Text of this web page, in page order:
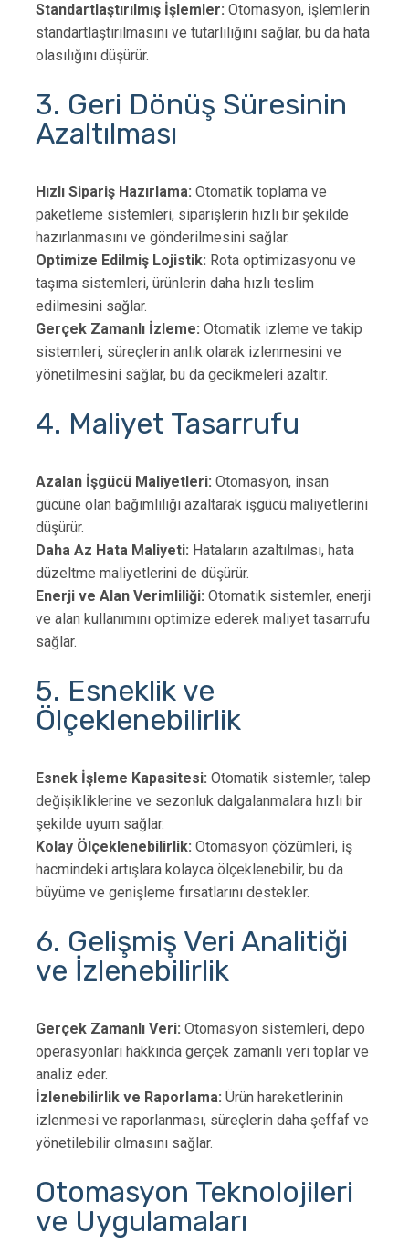
Standartlaştırılmış İşlemler: Otomasyon, işlemlerin
standartlaştırılmasını ve tutarlılığını sağlar, bu da hata
olasılığını düşürür.
3. Geri Dönüş Süresinin
Azaltılması
Hızlı Sipariş Hazırlama: Otomatik toplama ve
paketleme sistemleri, siparişlerin hızlı bir şekilde
hazırlanmasını ve gönderilmesini sağlar.
Optimize Edilmiş Lojistik: Rota optimizasyonu ve
taşıma sistemleri, ürünlerin daha hızlı teslim
edilmesini sağlar.
Gerçek Zamanlı İzleme: Otomatik izleme ve takip
sistemleri, süreçlerin anlık olarak izlenmesini ve
yönetilmesini sağlar, bu da gecikmeleri azaltır.
4. Maliyet Tasarrufu
Azalan İşgücü Maliyetleri: Otomasyon, insan
gücüne olan bağımlılığı azaltarak işgücü maliyetlerini
düşürür.
Daha Az Hata Maliyeti: Hataların azaltılması, hata
düzeltme maliyetlerini de düşürür.
Enerji ve Alan Verimliliği: Otomatik sistemler, enerji
ve alan kullanımını optimize ederek maliyet tasarrufu
sağlar.
5. Esneklik ve
Ölçeklenebilirlik
Esnek İşleme Kapasitesi: Otomatik sistemler, talep
değişikliklerine ve sezonluk dalgalanmalara hızlı bir
şekilde uyum sağlar.
Kolay Ölçeklenebilirlik: Otomasyon çözümleri, iş
hacmindeki artışlara kolayca ölçeklenebilir, bu da
büyüme ve genişleme fırsatlarını destekler.
6. Gelişmiş Veri Analitiği
ve İzlenebilirlik
Gerçek Zamanlı Veri: Otomasyon sistemleri, depo
operasyonları hakkında gerçek zamanlı veri toplar ve
analiz eder.
İzlenebilirlik ve Raporlama: Ürün hareketlerinin
izlenmesi ve raporlanması, süreçlerin daha şeffaf ve
yönetilebilir olmasını sağlar.
Otomasyon Teknolojileri
ve Uygulamaları